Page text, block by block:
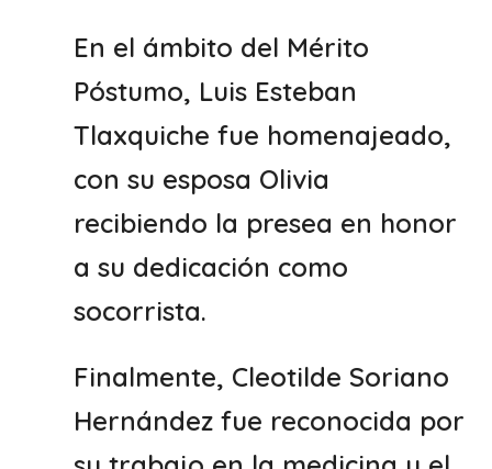
En el ámbito del Mérito
Póstumo, Luis Esteban
Tlaxquiche fue homenajeado,
con su esposa Olivia
recibiendo la presea en honor
a su dedicación como
socorrista.
Finalmente, Cleotilde Soriano
Hernández fue reconocida por